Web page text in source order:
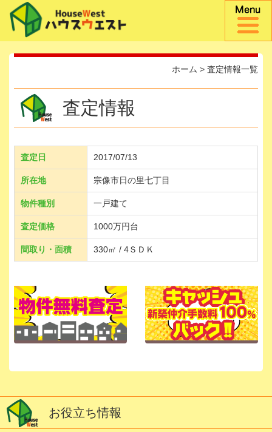
ホーム > 査定情報一覧
査定情報
査定日 2017/07/13
所在地 宗像市日の里七丁目
物件種別 一戸建て
査定価格 1000万円台
間取り・面積 330㎡ / 4ＳＤＫ
お役立ち情報